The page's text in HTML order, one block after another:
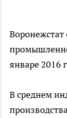
январе 2016
В среднем